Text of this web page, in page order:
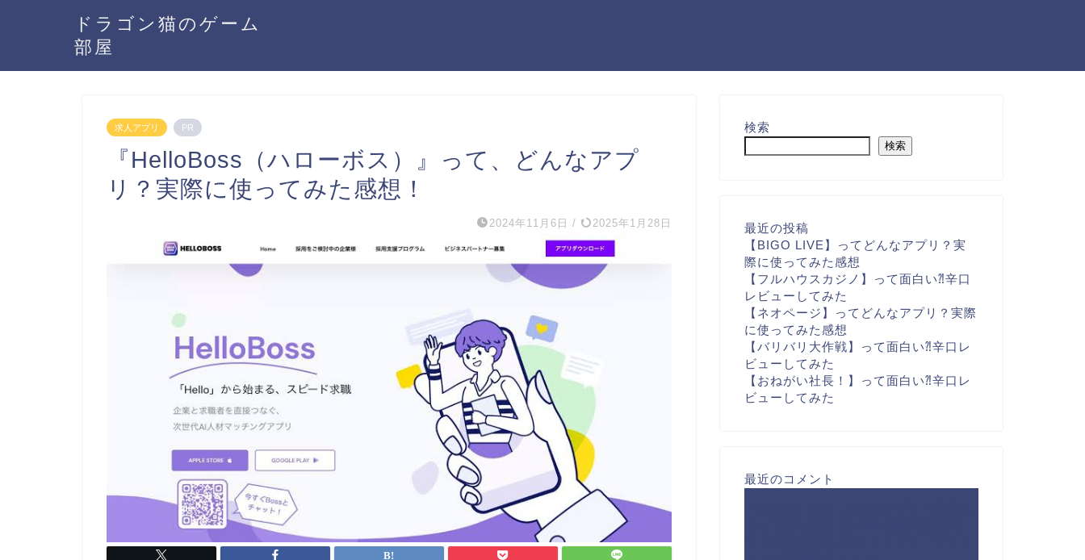
ドラゴン猫のゲーム
部屋
求人アプリ PR
『HelloBoss（ハローボス）』って、どんなアプ
リ？実際に使ってみた感想！
2024年11月6日 / 2025年1月28日
検索
検索
最近の投稿
【BIGO LIVE】ってどんなアプリ？実
際に使ってみた感想
【フルハウスカジノ】って面白い⁈辛口
レビューしてみた
【ネオページ】ってどんなアプリ？実際
に使ってみた感想
【バリバリ大作戦】って面白い⁈辛口レ
ビューしてみた
【おねがい社長！】って面白い⁈辛口レ
ビューしてみた
最近のコメント